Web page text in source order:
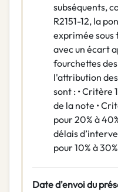
subséquents,
R2151-12, la
exprimée
avec un écart
fourchettes
l'attribution
sont : • Critère
de la note •
pour 20% à
délais
pour 10% à
Date d'envoi du